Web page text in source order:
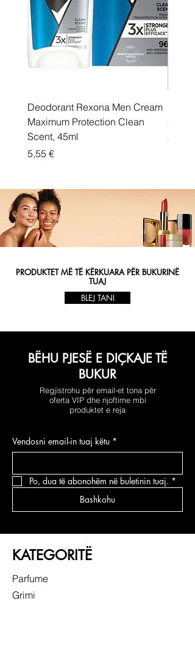
Deodorant Rexona Men Cream
Maximum Protection Clean
Scent, 45ml
Price
5,55 €
Price
5,55 €
PRODUKTET MË TË KËRKUARA PËR BUKURINË
TUAJ
BLEJ TANI
BËHU PJESË E DIÇKAJE TË
BUKUR
Regjistrohu për email-et tona për
oferta VIP dhe njoftime mbi
produktet e reja
Vendosni email-in tuaj këtu *
Po, dua të abonohëm në buletinin tuaj. *
Bashkohu
KATEGORITË
Parfume
Grimi